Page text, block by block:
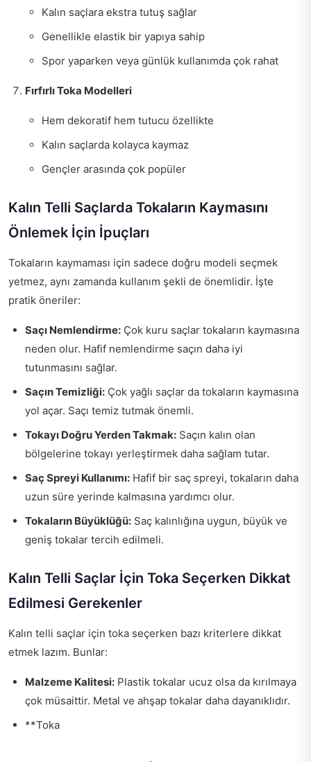
Kalın saçlara ekstra tutuş sağlar
Genellikle elastik bir yapıya sahip
Spor yaparken veya günlük kullanımda çok rahat
Fırfırlı Toka Modelleri
Hem dekoratif hem tutucu özellikte
Kalın saçlarda kolayca kaymaz
Gençler arasında çok popüler
Kalın Telli Saçlarda Tokaların Kaymasını
Önlemek İçin İpuçları
Tokaların kaymaması için sadece doğru modeli seçmek
yetmez, aynı zamanda kullanım şekli de önemlidir. İşte
pratik öneriler:
Saçı Nemlendirme: Çok kuru saçlar tokaların kaymasına
neden olur. Hafif nemlendirme saçın daha iyi
tutunmasını sağlar.
Saçın Temizliği: Çok yağlı saçlar da tokaların kaymasına
yol açar. Saçı temiz tutmak önemli.
Tokayı Doğru Yerden Takmak: Saçın kalın olan
bölgelerine tokayı yerleştirmek daha sağlam tutar.
Saç Spreyi Kullanımı: Hafif bir saç spreyi, tokaların daha
uzun süre yerinde kalmasına yardımcı olur.
Tokaların Büyüklüğü: Saç kalınlığına uygun, büyük ve
geniş tokalar tercih edilmeli.
Kalın Telli Saçlar İçin Toka Seçerken Dikkat
Edilmesi Gerekenler
Kalın telli saçlar için toka seçerken bazı kriterlere dikkat
etmek lazım. Bunlar:
Malzeme Kalitesi: Plastik tokalar ucuz olsa da kırılmaya
çok müsaittir. Metal ve ahşap tokalar daha dayanıklıdır.
**Toka